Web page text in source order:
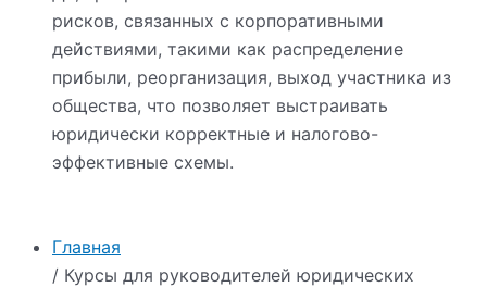
Главная
/ Курсы для руководителей юридических
рисков, связанных с корпоративными
действиями, такими как распределение
прибыли, реорганизация, выход участника из
общества, что позволяет выстраивать
юридически корректные и налогово-
эффективные схемы.